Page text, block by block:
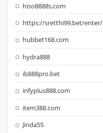
hiso8888s.com
https://sretthi99.bet/enter/
hubbet168.com
hydra888
ib888pro.bet
infyplus888.com
item388.com
Jinda55